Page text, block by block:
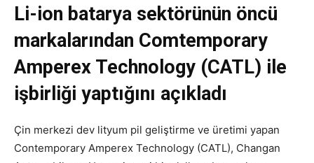
Li-ion batarya sektörünün öncü
markalarından Comtemporary
Amperex Technology (CATL) ile
işbirliği yaptığını açıkladı
Çin merkezi dev lityum pil geliştirme ve üretimi yapan
Contemporary Amperex Technology (CATL), Changan